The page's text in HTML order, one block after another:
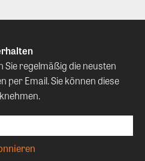
regelmäßig die neusten
per Email. Sie können diese